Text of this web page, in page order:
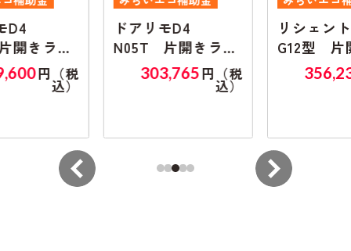
税
）
ドアリモD4
N05T 片開きラン
マ無し303,765円（税
込）
リシェントK4
G12型 片開きラン
マ無し356,235円（税
込）